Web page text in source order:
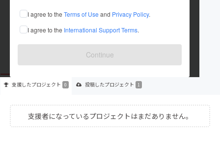
I agree to the Terms of Use and Privacy Policy.
I agree to the International Support Terms.
Continue
これまでに1件のプロジェクトを投稿しています
在住国：未設定
出身国：未設定
支援したプロジェクト 0 投稿したプロジェクト 1
支援者になっているプロジェクトはまだありません。